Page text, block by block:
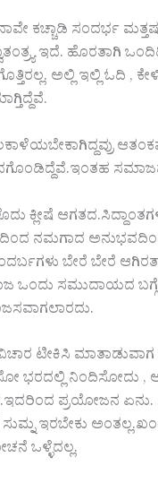
ಕಚ್ಚಾಡಿ ಸಂದರ್ಭ
ಇದೆ.
ಅಲ್ಲಿ ಇಲ್ಲಿ ಓದಿ ,
ಕ್ಲೀಷೆ
ನಮಗಾದ
ಬೇರೆ ಬೇರೆ
ಒಂದು ಸಮುದಾಯದ
ಟೀಕಿಸಿ ಮಾತಾಡುವಾಗ
ಭರದಲ್ಲಿ ನಿಂದಿಸೋದು
ಪ್ರಯೋಜನ ಏನು.
ಇರಬೇಕು
ಒಳ್ಳೆದಲ್ಲ.